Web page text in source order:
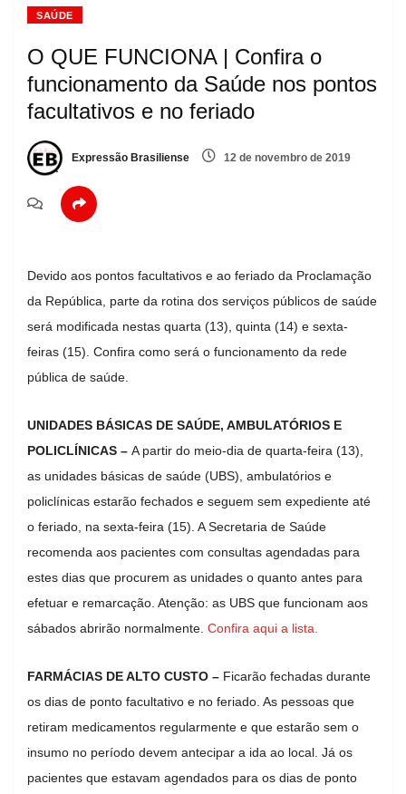
SAÚDE
O QUE FUNCIONA | Confira o
funcionamento da Saúde nos pontos
facultativos e no feriado
Expressão Brasiliense 12 de novembro de 2019
Devido aos pontos facultativos e ao feriado da Proclamação
da República, parte da rotina dos serviços públicos de saúde
será modificada nestas quarta (13), quinta (14) e sexta-
feiras (15). Confira como será o funcionamento da rede
pública de saúde.
UNIDADES BÁSICAS DE SAÚDE, AMBULATÓRIOS E
POLICLÍNICAS – A partir do meio-dia de quarta-feira (13),
as unidades básicas de saúde (UBS), ambulatórios e
policlínicas estarão fechados e seguem sem expediente até
o feriado, na sexta-feira (15). A Secretaria de Saúde
recomenda aos pacientes com consultas agendadas para
estes dias que procurem as unidades o quanto antes para
efetuar e remarcação. Atenção: as UBS que funcionam aos
sábados abrirão normalmente. Confira aqui a lista.
FARMÁCIAS DE ALTO CUSTO – Ficarão fechadas durante
os dias de ponto facultativo e no feriado. As pessoas que
retiram medicamentos regularmente e que estarão sem o
insumo no período devem antecipar a ida ao local. Já os
pacientes que estavam agendados para os dias de ponto